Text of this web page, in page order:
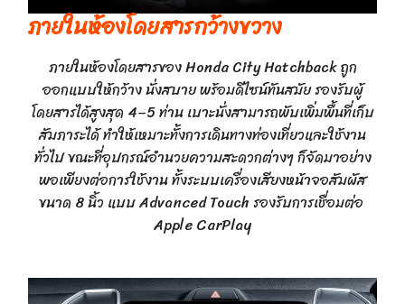
ภายในห้องโดยสารกว้างขวาง
ภายในห้องโดยสารของ Honda City Hatchback ถูก
ออกแบบให้กว้าง นั่งสบาย พร้อมดีไซน์ทันสมัย รองรับผู้
โดยสารได้สูงสุด 4–5 ท่าน เบาะนั่งสามารถพับเพิ่มพื้นที่เก็บ
สัมภาระได้ ทำให้เหมาะทั้งการเดินทางท่องเที่ยวและใช้งาน
ทั่วไป ขณะที่อุปกรณ์อำนวยความสะดวกต่างๆ ก็จัดมาอย่าง
พอเพียงต่อการใช้งาน ทั้งระบบเครื่องเสียงหน้าจอสัมผัส
ขนาด 8 นิ้ว แบบ Advanced Touch รองรับการเชื่อมต่อ
Apple CarPlay